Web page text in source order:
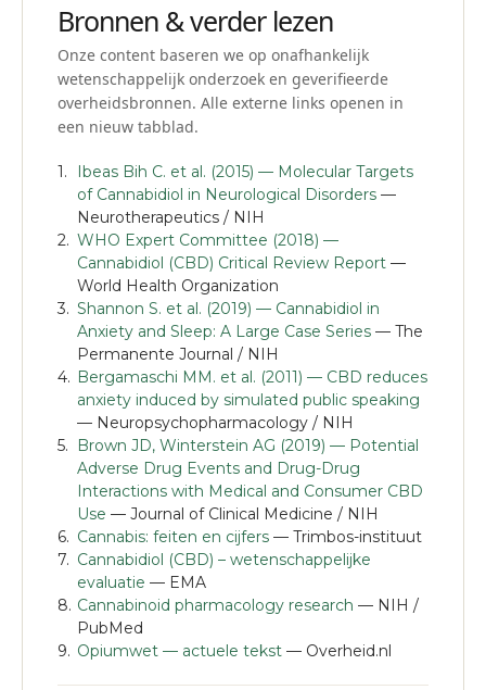
Bronnen & verder lezen
Onze content baseren we op onafhankelijk
wetenschappelijk onderzoek en geverifieerde
overheidsbronnen. Alle externe links openen in
een nieuw tabblad.
Ibeas Bih C. et al. (2015) — Molecular Targets
of Cannabidiol in Neurological Disorders —
Neurotherapeutics / NIH
WHO Expert Committee (2018) —
Cannabidiol (CBD) Critical Review Report —
World Health Organization
Shannon S. et al. (2019) — Cannabidiol in
Anxiety and Sleep: A Large Case Series — The
Permanente Journal / NIH
Bergamaschi MM. et al. (2011) — CBD reduces
anxiety induced by simulated public speaking
— Neuropsychopharmacology / NIH
Brown JD, Winterstein AG (2019) — Potential
Adverse Drug Events and Drug-Drug
Interactions with Medical and Consumer CBD
Use — Journal of Clinical Medicine / NIH
Cannabis: feiten en cijfers — Trimbos-instituut
Cannabidiol (CBD) – wetenschappelijke
evaluatie — EMA
Cannabinoid pharmacology research — NIH /
PubMed
Opiumwet — actuele tekst — Overheid.nl